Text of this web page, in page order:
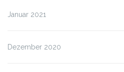
Januar 2021
Dezember 2020